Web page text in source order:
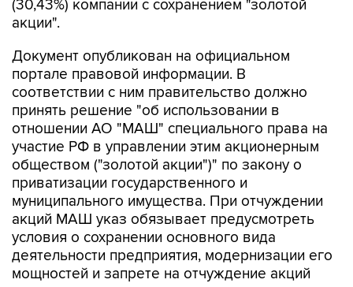
Документ опубликован на официальном
соответствии с ним правительство должно
принять решение "об использовании в
отношении АО "МАШ" специального права на
участие РФ в управлении этим акционерным
обществом ("золотой акции")" по закону о
приватизации государственного и
муниципального имущества. При отчуждении
акций МАШ указ обязывает предусмотреть
условия о сохранении основного вида
деятельности предприятия, модернизации его
мощностей и запрете на отчуждение акций
иностранным лицам, а также юрлицам, прямо
или косвенно находящихся под их контролем.